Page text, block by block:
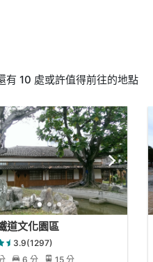
有 10 處或許值得前往的地點
道文化園區
3.9(1297)
6 分 15 分